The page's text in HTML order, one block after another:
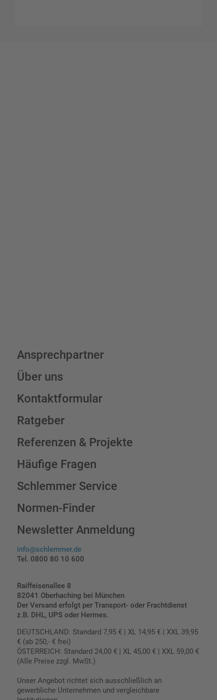
Ansprechpartner
Über uns
Kontaktformular
Ratgeber
Referenzen & Projekte
Häufige Fragen
Schlemmer Service
Normen-Finder
Newsletter Anmeldung
info@schlemmer.de
Tel. 0800 80 10 600
Raiffeisenallee 8
82041 Oberhaching bei München
Der Versand erfolgt per Transport- oder Frachtdienst
z.B. DHL, UPS oder Hermes.
DEUTSCHLAND: Standard 7,95 € | XL 14,95 € | XXL 39,95
€ (ab 250,- € frei)
ÖSTERREICH: Standard 24,00 € | XL 45,00 € | XXL 59,00 €
(Alle Preise zzgl. MwSt.)
Unser Angebot richtet sich ausschließlich an
gewerbliche Unternehmen und vergleichbare